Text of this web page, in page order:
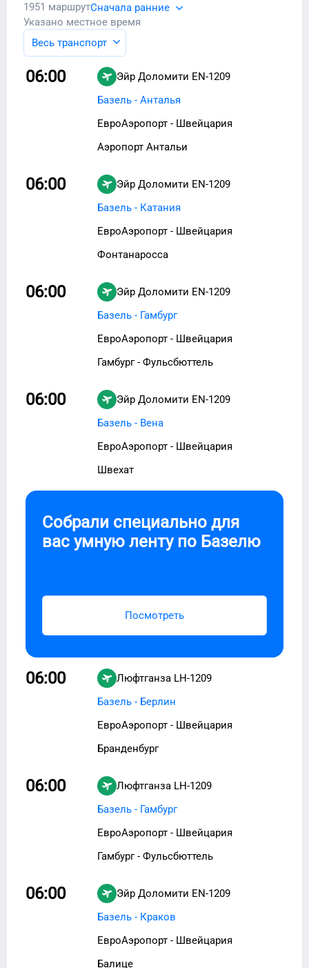
1951 маршрутСначала ранние
Указано местное время
Весь транспорт
06:00 Эйр Доломити EN-1209
Базель - Анталья
ЕвроАэропорт - Швейцария
Аэропорт Антальи
06:00 Эйр Доломити EN-1209
Базель - Катания
ЕвроАэропорт - Швейцария
Фонтанаросса
06:00 Эйр Доломити EN-1209
Базель - Гамбург
ЕвроАэропорт - Швейцария
Гамбург - Фульсбюттель
06:00 Эйр Доломити EN-1209
Базель - Вена
ЕвроАэропорт - Швейцария
Швехат
Собрали специально для
вас умную ленту по Базелю
Посмотреть
06:00 Люфтганза LH-1209
Базель - Берлин
ЕвроАэропорт - Швейцария
Бранденбург
06:00 Люфтганза LH-1209
Базель - Гамбург
ЕвроАэропорт - Швейцария
Гамбург - Фульсбюттель
06:00 Эйр Доломити EN-1209
Базель - Краков
ЕвроАэропорт - Швейцария
Балице